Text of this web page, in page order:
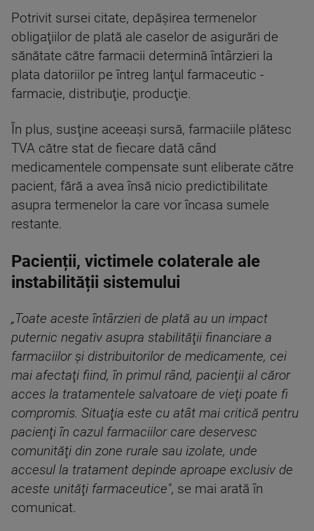
Potrivit sursei citate, depăşirea termenelor
obligaţiilor de plată ale caselor de asigurări de
sănătate către farmacii determină întârzieri la
plata datoriilor pe întreg lanţul farmaceutic -
farmacie, distribuţie, producţie.
În plus, susţine aceeaşi sursă, farmaciile plătesc
TVA către stat de fiecare dată când
medicamentele compensate sunt eliberate către
pacient, fără a avea însă nicio predictibilitate
asupra termenelor la care vor încasa sumele
restante.
Pacienții, victimele colaterale ale
instabilității sistemului
„Toate aceste întârzieri de plată au un impact
puternic negativ asupra stabilităţii financiare a
farmaciilor şi distribuitorilor de medicamente, cei
mai afectaţi fiind, în primul rând, pacienţii al căror
acces la tratamentele salvatoare de vieţi poate fi
compromis. Situaţia este cu atât mai critică pentru
pacienţi în cazul farmaciilor care deservesc
comunităţi din zone rurale sau izolate, unde
accesul la tratament depinde aproape exclusiv de
aceste unităţi farmaceutice", se mai arată în
comunicat.